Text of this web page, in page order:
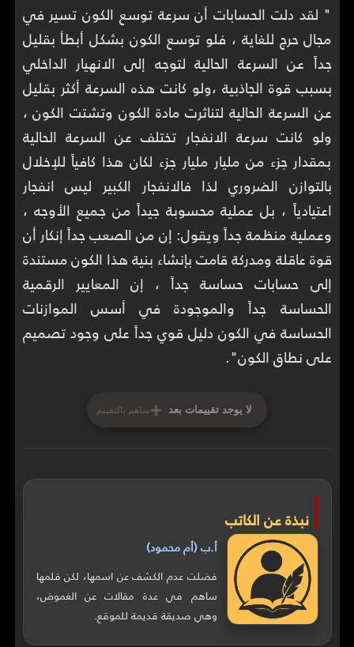
" لقد دلت الحسابات أن سرعة توسع الكون تسير في
مجال حرج للغاية ، فلو توسع الكون بشكل أبطأ بقليل
جداً عن السرعة الحالية لتوجه إلى الانهيار الداخلي
بسبب قوة الجاذبية ،ولو كانت هذه السرعة أكثر بقليل
عن السرعة الحالية لتناثرت مادة الكون وتشتت الكون ،
ولو كانت سرعة الانفجار تختلف عن السرعة الحالية
بمقدار جزء من مليار مليار جزء لكان هذا كافياً للإخلال
بالتوازن الضروري لذا فالانفجار الكبير ليس انفجار
اعتيادياً ، بل عملية محسوبة جيداً من جميع الأوجه ،
وعملية منظمة جداً ويقول: إن من الصعب جداً إنكار أن
قوة عاقلة ومدركة قامت بإنشاء بنية هذا الكون مستندة
إلى حسابات حساسة جداً ، إن المعايير الرقمية
الحساسة جداً والموجودة في أسس الموازنات
الحساسة في الكون دليل قوي جداً على وجود تصميم
على نطاق الكون".
لا يوجد تقييمات بعد +ساهم بالتقييم
نبذة عن الكاتب
أ.ب (أم محمود)
فضلت عدم الكشف عن اسمها، لكن قلمها
ساهم في عدة مقالات عن الغموض،
وهي صديقة قديمة للموقع.